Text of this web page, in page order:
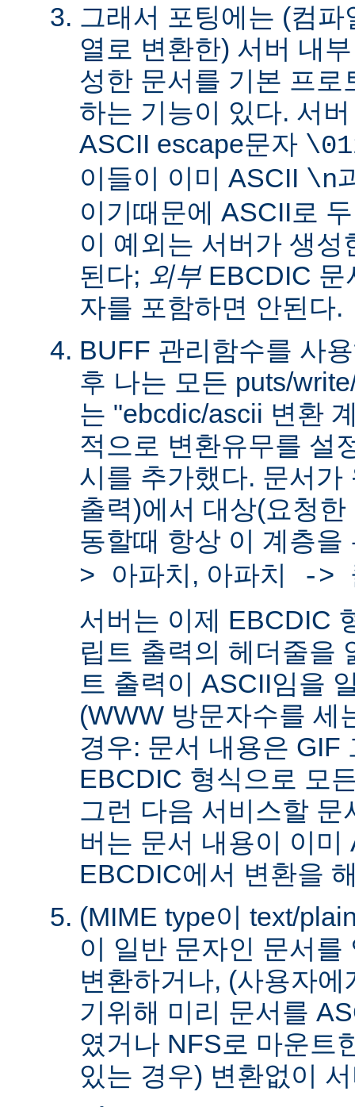
그래서 포팅에는 (컴
열로 변환한) 서버 내
성한 문서를 기본 프로
하는 기능이 있다. 서
ASCII escape문자
이들이 이미 ASCII \n
이기때문에 ASCII로
이 예외는 서버가 생
된다; 외부EBCDIC 문
자를 포함하면 안된다.
BUFF 관리함수를 사
후 나는 모든 puts/
는 "ebcdic/ascii 변환
적으로 변환유무를 설
시를 추가했다. 문서가
출력)에서 대상(요청
동할때 항상 이 계층
> 아파치 , 아파치 ->
서버는 이제 EBCDIC
립트 출력의 헤더줄을
트 출력이 ASCII임을
(WWW 방문자수를 세
경우: 문서 내용은 GIF
EBCDIC 형식으로 모
그런 다음 서비스할 문
버는 문서 내용이 이미
EBCDIC에서 변환을
(MIME type이 text/
이 일반 문자인 문서
변환하거나, (사용자
기위해 미리 문서를
였거나 NFS로 마운트
있는 경우) 변환없이